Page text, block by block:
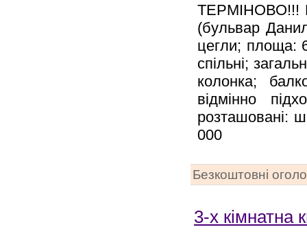
ТЕРМІНОВО!!!
(бульвар
цегли; площа:
спільні;
колонка;
відмінно
розташовані:
000
Безкоштовні
3-х кімнатна